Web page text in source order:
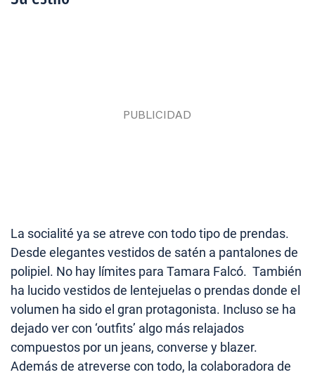
La socialité ya se atreve con todo tipo de prendas.
Desde elegantes vestidos de satén a pantalones de
polipiel. No hay límites para Tamara Falcó. También
ha lucido vestidos de lentejuelas o prendas donde el
volumen ha sido el gran protagonista. Incluso se ha
dejado ver con ‘outfits’ algo más relajados
compuestos por un jeans, converse y blazer.
Además de atreverse con todo, la colaboradora de